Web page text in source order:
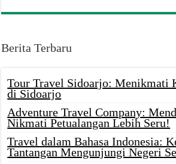
Berita Terbaru
Tour Travel Sidoarjo: Menikmati
di Sidoarjo
Adventure Travel Company:
Nikmati Petualangan Lebih Seru!
Travel dalam Bahasa Indonesia:
Tantangan Mengunjungi Negeri